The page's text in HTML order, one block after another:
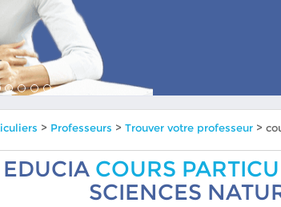
> Professeurs >Trouver votre professeur >
EDUCIA COURS
SCIENCES